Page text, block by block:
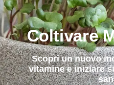
Coltivare
Scopri un nuovo
vitamine e iniziare